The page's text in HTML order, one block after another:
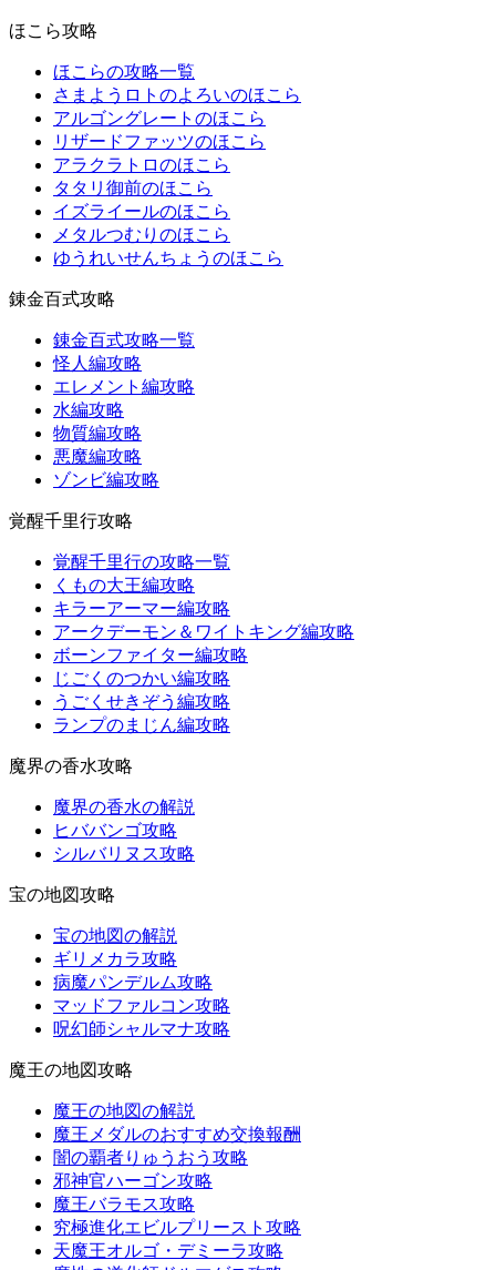
ほこら攻略
ほこらの攻略一覧
さまようロトのよろいのほこら
アルゴングレートのほこら
リザードファッツのほこら
アラクラトロのほこら
タタリ御前のほこら
イズライールのほこら
メタルつむりのほこら
ゆうれいせんちょうのほこら
錬金百式攻略
錬金百式攻略一覧
怪人編攻略
エレメント編攻略
水編攻略
物質編攻略
悪魔編攻略
ゾンビ編攻略
覚醒千里行攻略
覚醒千里行の攻略一覧
くもの大王編攻略
キラーアーマー編攻略
アークデーモン＆ワイトキング編攻略
ボーンファイター編攻略
じごくのつかい編攻略
うごくせきぞう編攻略
ランプのまじん編攻略
魔界の香水攻略
魔界の香水の解説
ヒババンゴ攻略
シルバリヌス攻略
宝の地図攻略
宝の地図の解説
ギリメカラ攻略
病魔パンデルム攻略
マッドファルコン攻略
呪幻師シャルマナ攻略
魔王の地図攻略
魔王の地図の解説
魔王メダルのおすすめ交換報酬
闇の覇者りゅうおう攻略
邪神官ハーゴン攻略
魔王バラモス攻略
究極進化エビルプリースト攻略
天魔王オルゴ・デミーラ攻略